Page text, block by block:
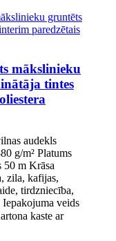
mākslinieku
tintes
audekls
g/m² Platums
50 m Krāsa
zila, kafijas,
tirdzniecība,
veids
kaste ar